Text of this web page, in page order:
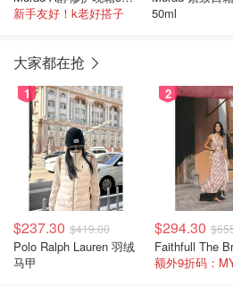
新手友好！k老好搭子
50ml
大家都在抢
1
$237.30 $419.00
Polo Ralph Lauren 羽绒
马甲
2
$294.30